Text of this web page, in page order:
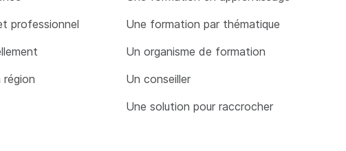
professionnel
région
Une formation par thématique
Un organisme de formation
Un conseiller
Une solution pour raccrocher